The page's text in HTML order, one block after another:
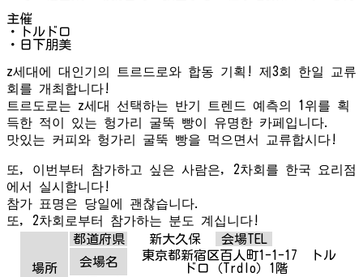
主催
・トルドロ
・日下朋美
z세대에 대인기의 트르드로와 합동 기획! 제3회 한일 교류
회를 개최합니다!
트르도로는 z세대 선택하는 반기 트렌드 예측의 1위를 획
득한 적이 있는 헝가리 굴뚝 빵이 유명한 카페입니다.
맛있는 커피와 헝가리 굴뚝 빵을 먹으면서 교류합시다!
또, 이번부터 참가하고 싶은 사람은, 2차회를 한국 요리점
에서 실시합니다!
참가 표명은 당일에 괜찮습니다.
또, 2차회로부터 참가하는 분도 계십니다!
場所
都道府県 新大久保
会場TEL
会場名
東京都新宿区百人町1-1-17 トル
ドロ（Trdlo）1階